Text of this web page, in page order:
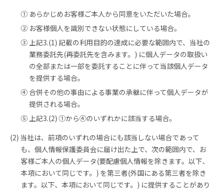
① あらかじめお客様ご本人から同意をいただいた場合。
② お客様個人を識別できない状態にしている場合。
③ 上記3.(1) 記載の利用目的の達成に必要な範囲内で、当社の
業務委託先(再委託先を含みます。) に個人データの取扱い
の全部または一部を委託することに伴って当該個人データ
を提供する場合。
④ 合併その他の事由による事業の承継に伴って個人データが
提供される場合。
⑤ 上記3.(2) ①から④のいずれかに該当する場合。
(2) 当社は、前項のいずれの場合にも該当しない場合であって
も、個人情報保護委員会に届け出た上で、次の範囲内で、お
客様ご本人の個人データ(要配慮個人情報を除きます。以下、
本項において同じです。) を第三者(外国にある第三者を除き
ます。以下、本項において同じです。) に提供することがあり